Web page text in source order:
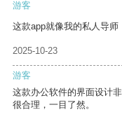
游客
这款app就像我的私人导师
2025-10-23
游客
这款办公软件的界面设计
很合理，一目了然。